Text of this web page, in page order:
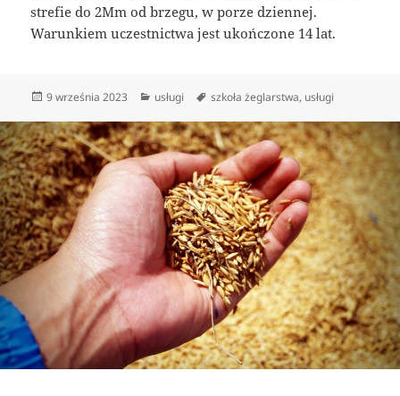
strefie do 2Mm od brzegu, w porze dziennej.
Warunkiem uczestnictwa jest ukończone 14 lat.
Data
9 września 2023 Kategorie
usługi Tagi
szkoła żeglarstwa, usługi